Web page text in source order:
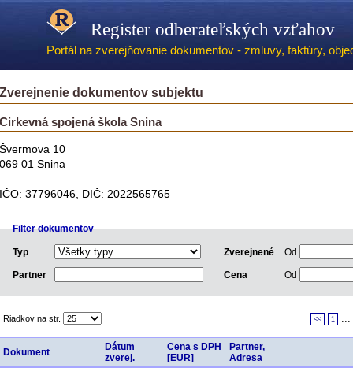
Register odberateľských vzťahov
Portál na zverejňovanie dokumentov - zmluvy, faktúry,
Zverejnenie dokumentov subjektu
Cirkevná spojená škola Snina
Švermova 10
069 01 Snina
IČO: 37796046, DIČ: 2022565765
Filter dokumentov
Typ Zverejnené Od
Partner Cena Od
Riadkov na str. << 1
Dokument
Dátum
zverej.
Cena s DPH
[EUR]
Partner,
Adresa